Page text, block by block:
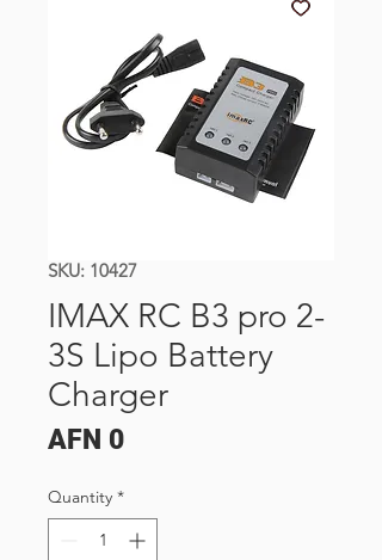
SKU: 10427
IMAX RC B3 pro 2-
3S Lipo Battery
Charger
AFN 0Price
Quantity *